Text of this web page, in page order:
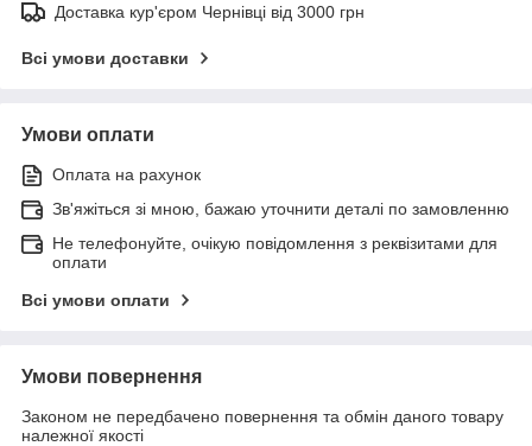
Доставка кур'єром Чернівці від 3000 грн
Всі умови доставки
Умови оплати
Оплата на рахунок
Зв'яжіться зі мною, бажаю уточнити деталі по замовленню
Не телефонуйте, очікую повідомлення з реквізитами для
оплати
Всі умови оплати
Умови повернення
Законом не передбачено повернення та обмін даного товару
належної якості